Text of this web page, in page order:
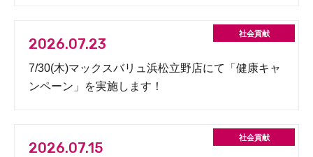
2026.07.23
7/30(木)マックスバリュ浜松立野店にて「健康キャ
ンペーン」を実施します！
2026.07.15